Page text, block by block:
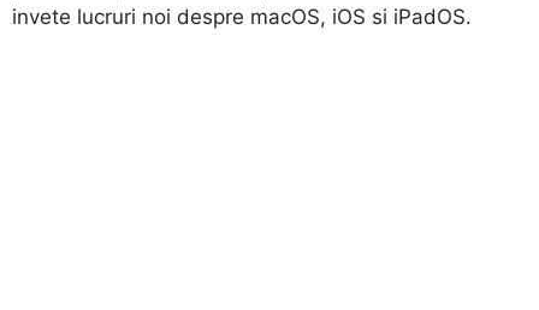
invete lucruri noi despre macOS, iOS si iPadOS.